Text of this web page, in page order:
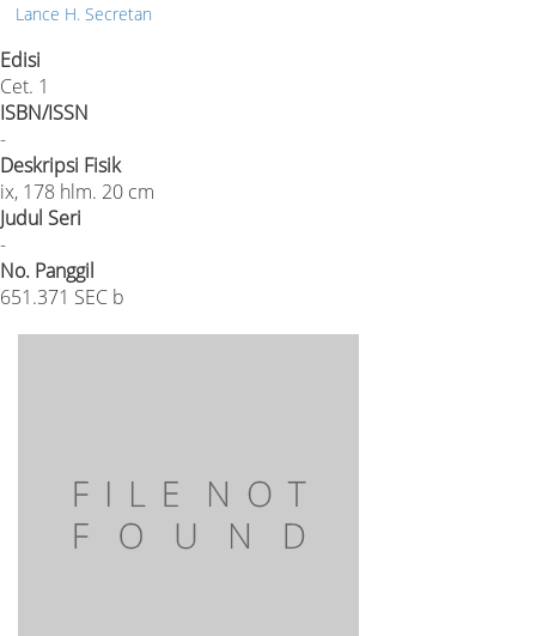
Lance H. Secretan
Edisi
Cet. 1
ISBN/ISSN
-
Deskripsi Fisik
ix, 178 hlm. 20 cm
Judul Seri
-
No. Panggil
651.371 SEC b